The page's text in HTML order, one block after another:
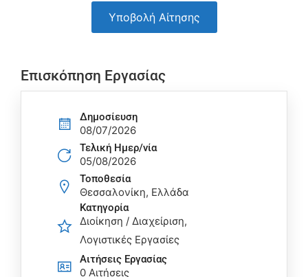
Υποβολή Αίτησης
Επισκόπηση Εργασίας
Δημοσίευση
08/07/2026
Τελική Ημερ/νία
05/08/2026
Τοποθεσία
Θεσσαλονίκη, Ελλάδα
Κατηγορία
Διοίκηση / Διαχείριση
Λογιστικές Εργασίες
Αιτήσεις Eργασίας
0 Αιτήσεις